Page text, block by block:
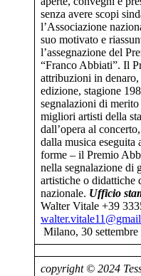
senza avere scopi
l’Associazione
suo motivato e
l’assegnazione del
“Franco Abbiati”. Il
attribuzioni in denaro,
edizione, stagione
segnalazioni di
migliori artisti della
dall’opera al
dalla musica eseguita
forme – il Premio
nella segnalazione di
artistiche o didattiche
nazionale. Ufficio
Walter Vitale +39
Milano, 30
copyright © 2024